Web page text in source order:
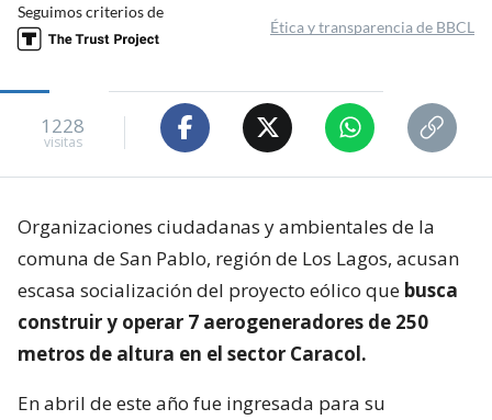
Seguimos criterios de
Ética y transparencia de BBCL
1228
visitas
Organizaciones ciudadanas y ambientales de la
comuna de San Pablo, región de Los Lagos, acusan
escasa socialización del proyecto eólico que busca
construir y operar 7 aerogeneradores de 250
metros de altura en el sector Caracol.
En abril de este año fue ingresada para su